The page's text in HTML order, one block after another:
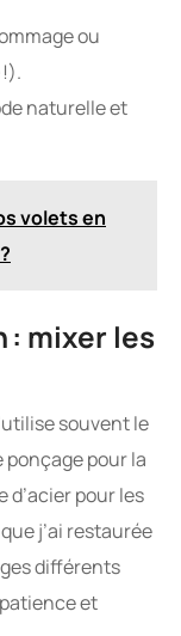
ou
naturelle et
volets en
: mixer les
souvent le
pour la
d’acier pour les
j’ai restaurée
différents
et